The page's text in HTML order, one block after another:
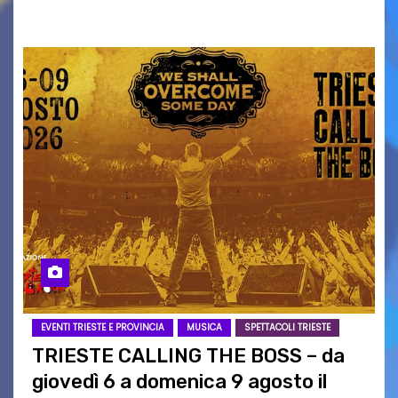
EVENTI TRIESTE E PROVINCIA MUSICA SPETTACOLI TRIESTE
TRIESTE CALLING THE BOSS – da
giovedì 6 a domenica 9 agosto il